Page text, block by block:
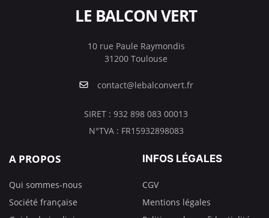
LE BALCON VERT
10 rue Paule Raymondis
31200 Toulouse
contact@lebalconvert.fr
SIRET : 932 898 083 00013
N°TVA : FR15932898083
A PROPOS
Qui sommes-nous
Société française
INFOS LÉGALES
CGV
Mentions légales